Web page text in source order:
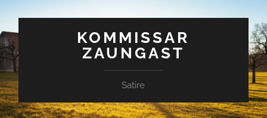
KOMMISSAR
ZAUNGAST
Satire